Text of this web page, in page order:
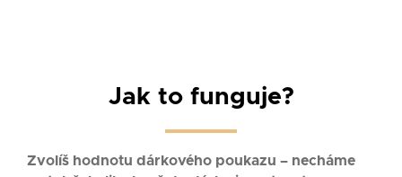
Jak to funguje?
Zvolíš hodnotu dárkového poukazu – necháme